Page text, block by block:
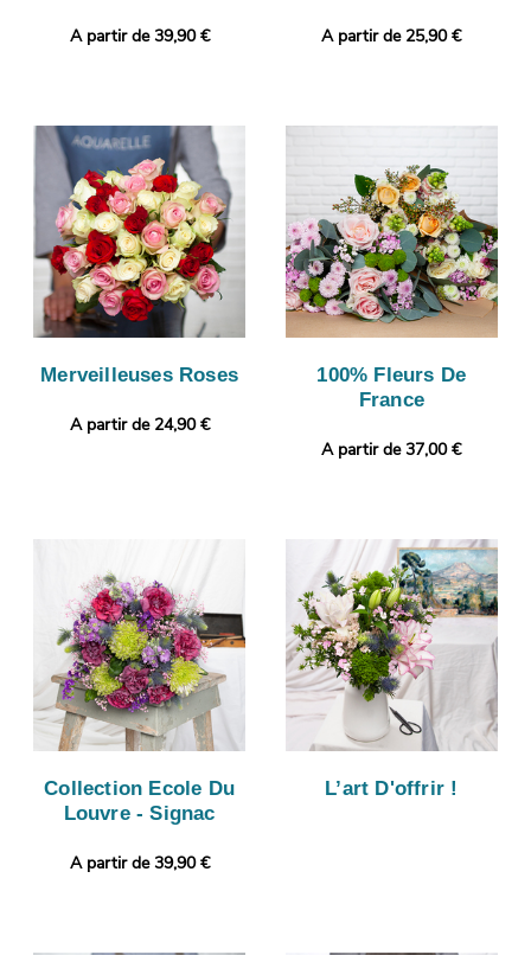
A partir de 39,90 € A partir de 25,90 €
Merveilleuses Roses
A partir de 24,90 €
100% Fleurs De
France
A partir de 37,00 €
Collection Ecole Du
Louvre - Signac
A partir de 39,90 €
L’art D'offrir !